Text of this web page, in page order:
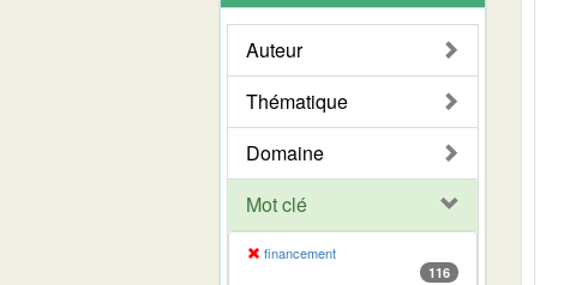
Auteur
Thématique
Domaine
Mot clé
financement
116